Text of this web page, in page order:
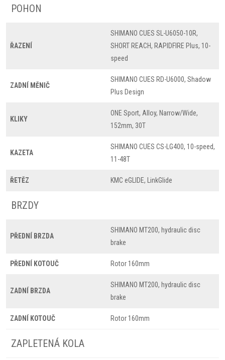
POHON
ŘAZENÍ
SHIMANO CUES SL-U6050-10R,
SHORT REACH, RAPIDFIRE Plus, 10-
speed
ZADNÍ MĚNIČ
SHIMANO CUES RD-U6000, Shadow
Plus Design
KLIKY
ONE Sport, Alloy, Narrow/Wide,
152mm, 30T
KAZETA
SHIMANO CUES CS-LG400, 10-speed,
11-48T
ŘETĚZ KMC eGLIDE, LinkGlide
BRZDY
PŘEDNÍ BRZDA
SHIMANO MT200, hydraulic disc
brake
PŘEDNÍ KOTOUČ Rotor 160mm
ZADNÍ BRZDA
SHIMANO MT200, hydraulic disc
brake
ZADNÍ KOTOUČ Rotor 160mm
ZAPLETENÁ KOLA